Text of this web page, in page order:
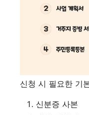
신청 시 필요한 기
신분증 사본